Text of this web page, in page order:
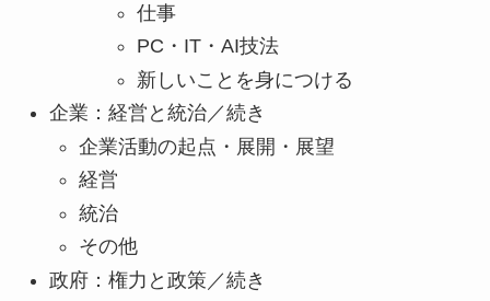
仕事
PC・IT・AI技法
新しいことを身につける
企業：経営と統治／続き
企業活動の起点・展開・展望
経営
統治
その他
政府：権力と政策／続き